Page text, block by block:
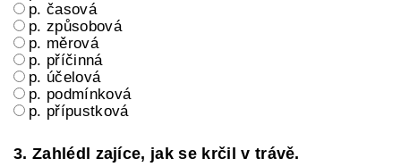
p. časová
p. způsobová
p. měrová
p. příčinná
p. účelová
p. podmínková
p. přípustková
3. Zahlédl zajíce, jak se krčil v trávě.